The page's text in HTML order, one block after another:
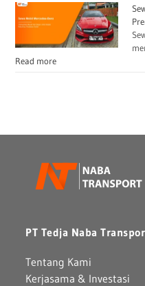
Read more
PT Tedja Naba
Tentang Kami
Kerjasama & Investasi